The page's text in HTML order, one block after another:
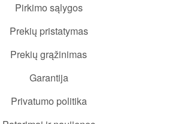
Pirkimo sąlygos
Prekių pristatymas
Prekių grąžinimas
Garantija
Privatumo politika